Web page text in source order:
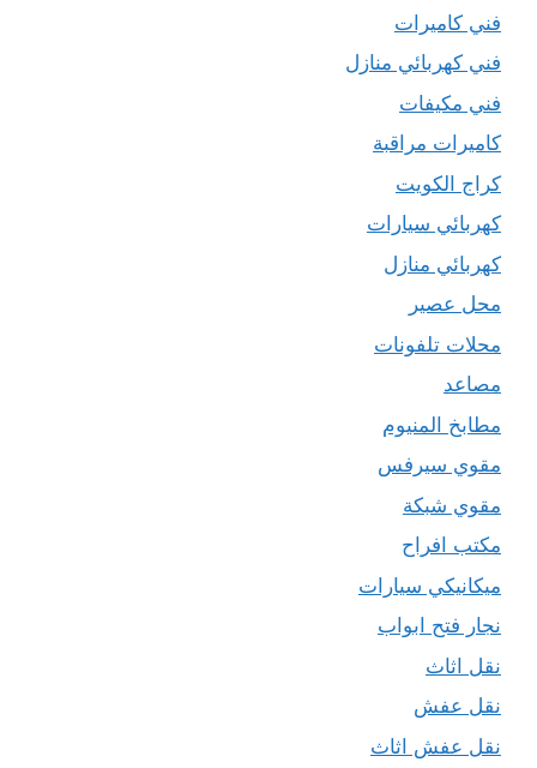
فني كاميرات
فني كهربائي منازل
فني مكيفات
كاميرات مراقبة
كراج الكويت
كهربائي سيارات
كهربائي منازل
محل عصير
محلات تلفونات
مصاعد
مطابخ المنيوم
مقوي سيرفس
مقوي شبكة
مكتب افراح
ميكانيكي سيارات
نجار فتح ابواب
نقل اثاث
نقل عفش
نقل عفش اثاث